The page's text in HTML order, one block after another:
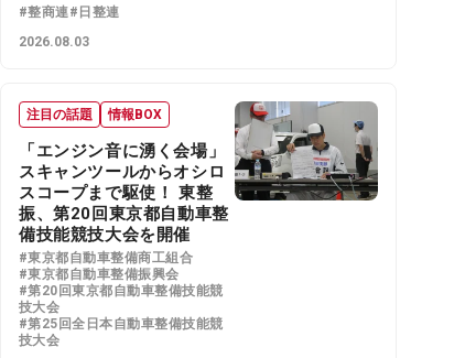
#整商連#日整連
2026.08.03
注目の話題 情報BOX
「エンジン音に湧く会場」
スキャンツールからオシロ
スコープまで駆使！ 東整
振、第20回東京都自動車整
備技能競技大会を開催
#東京都自動車整備商工組合
#東京都自動車整備振興会
#第20回東京都自動車整備技能競
技大会
#第25回全日本自動車整備技能競
技大会